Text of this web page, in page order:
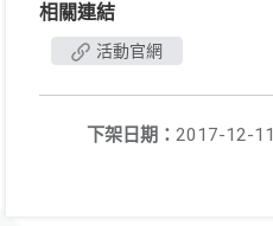
相關連結
活動官網
下架日期： 2017-12-11